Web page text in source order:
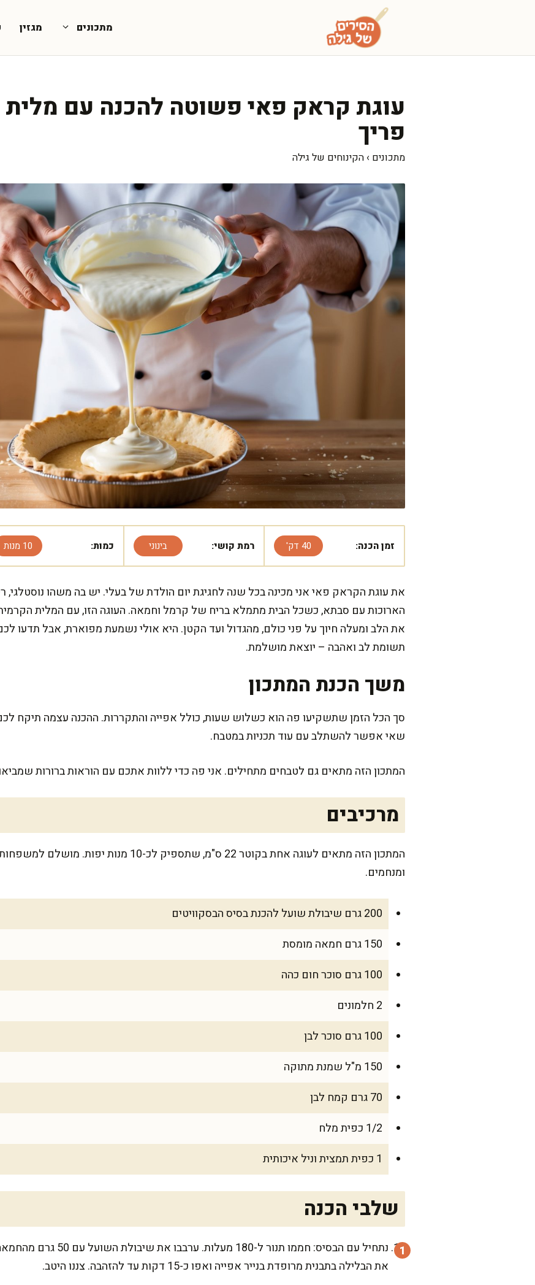
מתכונים מגזין
עוגת קראק פאי פשוטה להכנה עם מלית
פריך
מתכונים › הקינוחים של גילה
זמן הכנה: 40 דק' רמת קושי: בינוני כמות: 10 מנות
את עוגת הקראק פאי אני מכינה בכל שנה לחגיגת יום הולדת של בעלי. יש בה משהו נוסטלגי,
הארוכות עם סבתא, כשכל הבית מתמלא בריח של קרמל וחמאה. העוגה הזו, עם המלית
את הלב ומעלה חיוך על פני כולם, מהגדול ועד הקטן. היא אולי נשמעת מפוארת, אבל תדעו
תשומת לב ואהבה – יוצאת מושלמת.
משך הכנת המתכון
סך הכל הזמן שתשקיעו פה הוא כשלוש שעות, כולל אפייה והתקררות. ההכנה עצמה
שאי אפשר להשתלב עם עוד תכניות במטבח.
המתכון הזה מתאים גם לטבחים מתחילים. אני פה כדי ללוות אתכם עם הוראות ברורות
מרכיבים
המתכון הזה מתאים לעוגה אחת בקוטר 22 ס"מ, שתספיק לכ-
ומנחמים.
200 גרם שיבולת שועל להכנת בסיס הבסקוויטים
150 גרם חמאה מומסת
100 גרם סוכר חום כהה
2 חלמונים
100 גרם סוכר לבן
150 מ"ל שמנת מתוקה
70 גרם קמח לבן
1/2 כפית מלח
1 כפית תמצית וניל איכותית
שלבי הכנה
נתחיל עם הבסיס: חממו תנור
את הבלילה בתבנית מרופדת בנייר אפייה ואפו כ-15 דקות עד להזהבה. צננו היטב.